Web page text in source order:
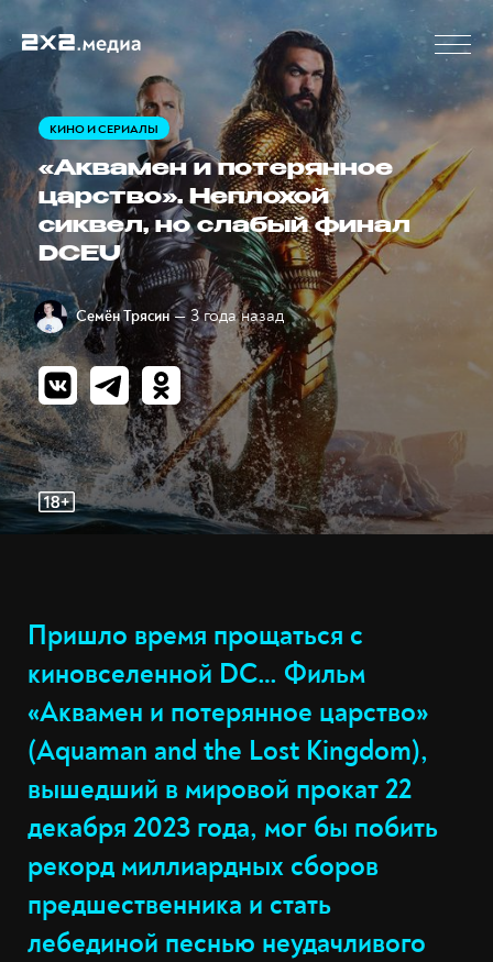
КИНО И СЕРИАЛЫ
«Аквамен и потерянное
царство». Неплохой
сиквел, но слабый финал
DCEU
Семён Трясин — 3 года назад
Пришло время прощаться с
киновселенной DC… Фильм
«Аквамен и потерянное царство»
(Aquaman and the Lost Kingdom),
вышедший в мировой прокат 22
декабря 2023 года, мог бы побить
рекорд миллиардных сборов
предшественника и стать
лебединой песнью неудачливого